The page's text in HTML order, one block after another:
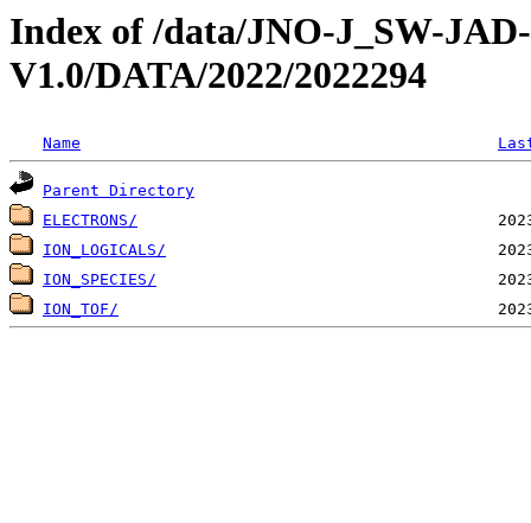
Index of /data/JNO-J_SW-
V1.0/DATA/2022/2022294
Name
Parent Directory
ELECTRONS/
ION_LOGICALS/
ION_SPECIES/
ION_TOF/